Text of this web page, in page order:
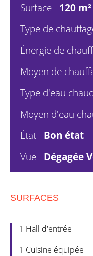
Surface 120 m²
Type de
Énergie de
Moyen de
Type d'eau
Moyen d'eau
État Bon état
Vue Dégagée
SURFACES
1 Hall d'entrée
1 Cuisine équipée